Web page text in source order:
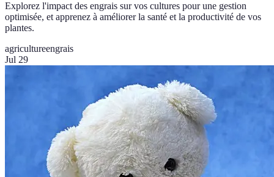
Explorez l'impact des engrais sur vos cultures pour une gestion
optimisée, et apprenez à améliorer la santé et la productivité de vos
plantes.
agricultureengrais
Jul 29